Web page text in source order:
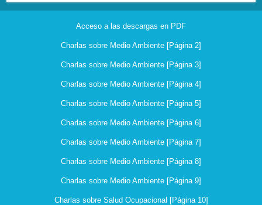
Acceso a las descargas en PDF
Charlas sobre Medio Ambiente [Página 2]
Charlas sobre Medio Ambiente [Página 3]
Charlas sobre Medio Ambiente [Página 4]
Charlas sobre Medio Ambiente [Página 5]
Charlas sobre Medio Ambiente [Página 6]
Charlas sobre Medio Ambiente [Página 7]
Charlas sobre Medio Ambiente [Página 8]
Charlas sobre Medio Ambiente [Página 9]
Charlas sobre Salud Ocupacional [Página 10]